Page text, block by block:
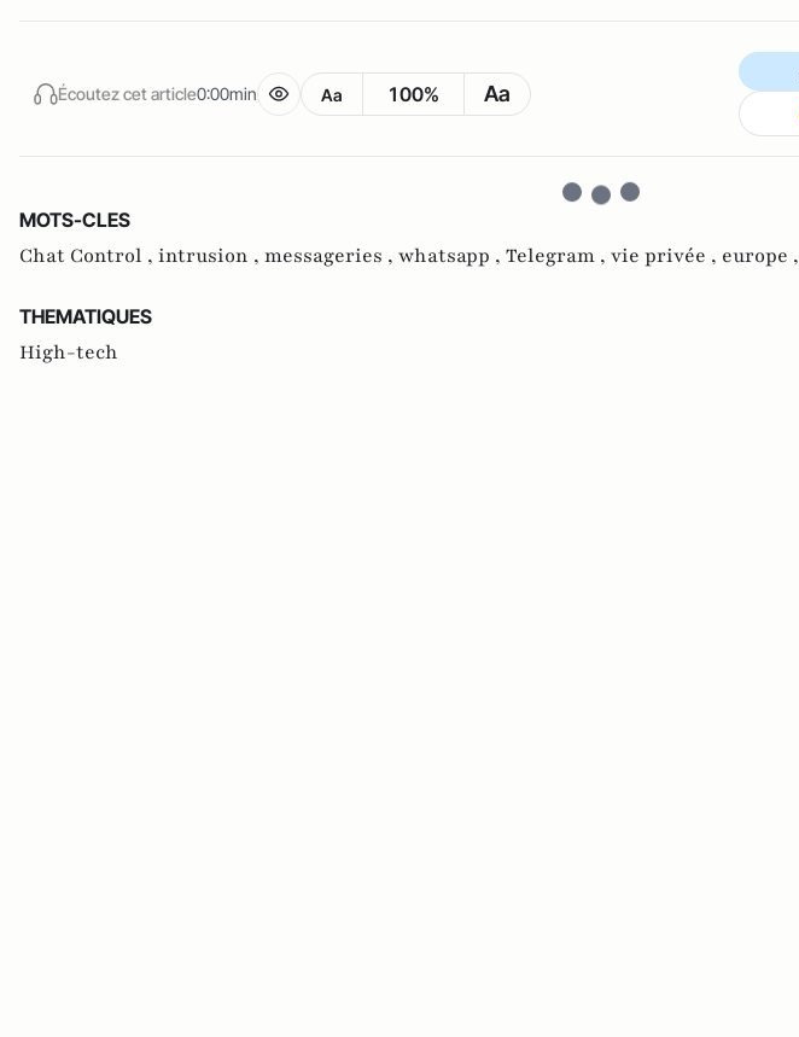
Écoutez cet article0:00min Aa 100% Aa
MOTS-CLES
Chat Control , intrusion , messageries , whatsapp , Telegram , vie privée , europe ,
THEMATIQUES
High-tech